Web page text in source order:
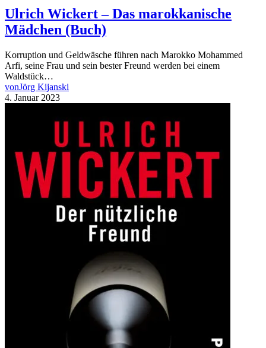
Ulrich Wickert – Das marokkanische
Mädchen (Buch)
Korruption und Geldwäsche führen nach Marokko Mohammed
Arfi, seine Frau und sein bester Freund werden bei einem
Waldstück…
vonJörg Kijanski
4. Januar 2023